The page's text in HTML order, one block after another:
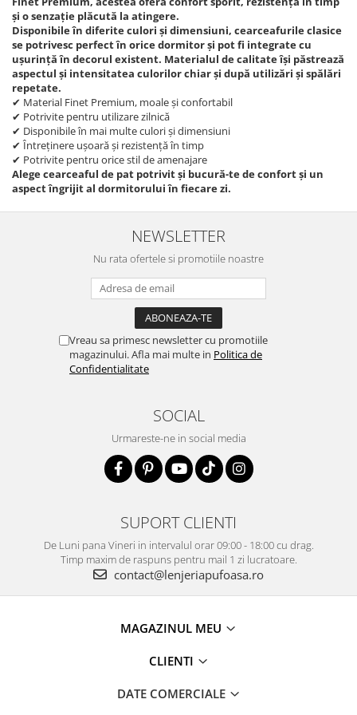
și o senzație plăcută la atingere.
Disponibile în diferite culori și dimensiuni, cearceafurile clasice
se potrivesc perfect în orice dormitor și pot fi integrate cu
ușurință în decorul existent. Materialul de calitate își păstrează
aspectul și intensitatea culorilor chiar și după utilizări și spălări
repetate.
✔ Material Finet Premium, moale și confortabil
✔ Potrivite pentru utilizare zilnică
✔ Disponibile în mai multe culori și dimensiuni
✔ Întreținere ușoară și rezistență în timp
✔ Potrivite pentru orice stil de amenajare
Alege cearceaful de pat potrivit și bucură-te de confort și un
aspect îngrijit al dormitorului în fiecare zi.
NEWSLETTER
Nu rata ofertele si promotiile noastre
Vreau sa primesc newsletter cu promotiile
magazinului. Afla mai multe in Politica de
Confidentialitate
SOCIAL
Urmareste-ne in social media
SUPORT CLIENTI
De Luni pana Vineri in intervalul orar 09:00 - 18:00 cu drag.
Timp maxim de raspuns pentru mail 1 zi lucratoare.
contact@lenjeriapufoasa.ro
MAGAZINUL MEU
CLIENTI
DATE COMERCIALE